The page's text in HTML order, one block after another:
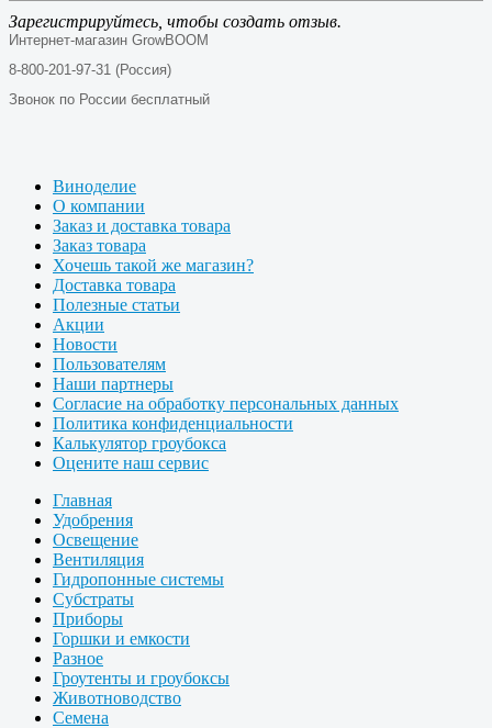
Зарегистрируйтесь, чтобы создать отзыв.
Интернет-магазин GrowBOOM
8-800-201-97-31 (Россия)
Звонок по России бесплатный
Виноделие
О компании
Заказ и доставка товара
Заказ товара
Хочешь такой же магазин?
Доставка товара
Полезные статьи
Акции
Новости
Пользователям
Наши партнеры
Согласие на обработку персональных данных
Политика конфиденциальности
Калькулятор гроубокса
Оцените наш сервис
Главная
Удобрения
Освещение
Вентиляция
Гидропонные системы
Субстраты
Приборы
Горшки и емкости
Разное
Гроутенты и гроубоксы
Животноводство
Семена